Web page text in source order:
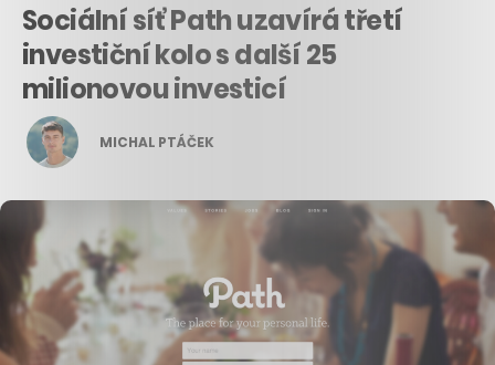
Sociální síť Path uzavírá třetí
investiční kolo s další 25
milionovou investicí
MICHAL PTÁČEK